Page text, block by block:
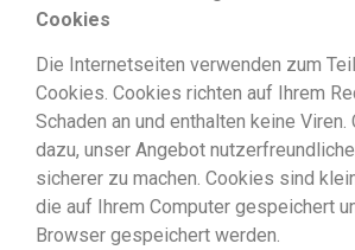
Cookies
Die Internetseiten verwenden zum
Cookies. Cookies richten auf Ihrem
Schaden an und enthalten keine
dazu, unser Angebot
sicherer zu machen. Cookies sind
die auf Ihrem Computer gespeichert
Browser gespeichert werden.